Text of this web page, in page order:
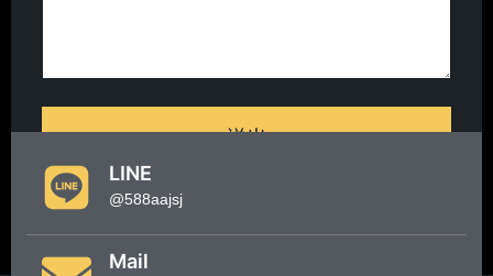
送出
LINE
@588aajsj
Mail